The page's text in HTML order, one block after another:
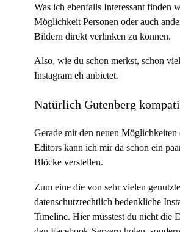
Was ich ebenfalls Interessant finden
Möglichkeit Personen oder auch
Bildern direkt verlinken zu können.
Also, wie du schon merkst, schon
Instagram eh anbietet.
Natürlich Gutenberg
Gerade mit den neuen
Editors kann ich mir da schon ein
Blöcke verstellen.
Zum eine die von sehr vielen
datenschutzrechtlich bedenkliche
Timeline. Hier müsstest du nicht die